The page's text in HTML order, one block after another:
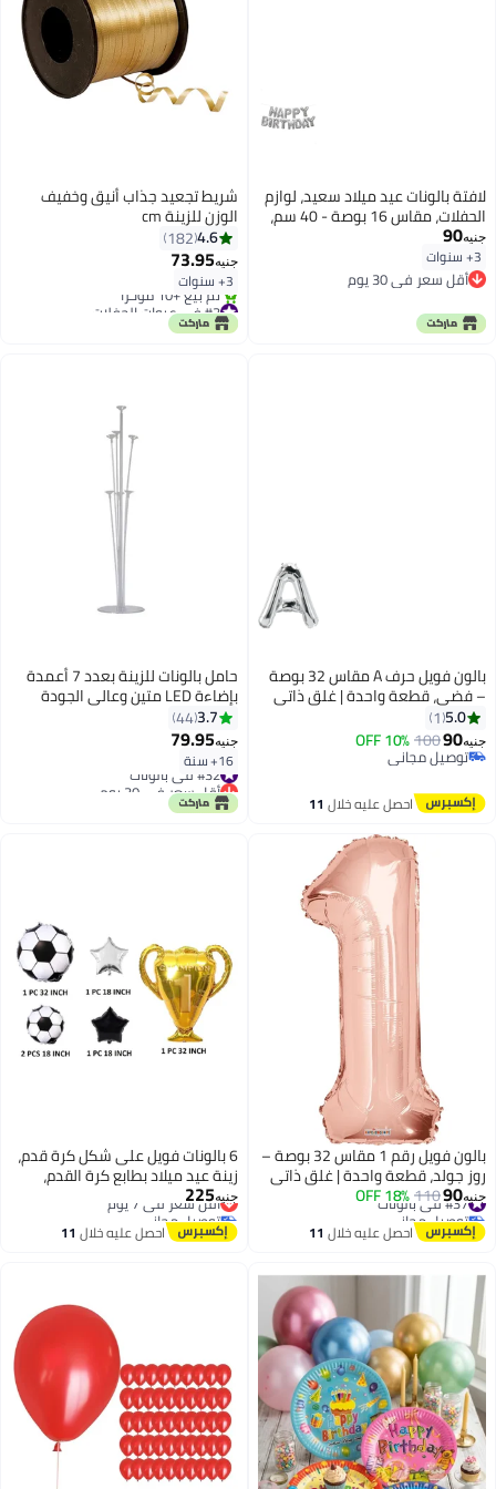
لافتة بالونات عيد ميلاد سعيد، لوازم
الحفلات، مقاس 16 بوصة - 40 سم،
لكل قطعة من ورق القصدير الفضي
جنيه90
3+ سنوات
أقل سعر في 30 يوم
أقل سعر في 30 يوم
شريط تجعيد جذاب أنيق وخفيف
الوزن للزينة cm
4.6
182
جنيه73.95
3+ سنوات
#3 في عبوات الحفلات
أقل سعر في 7 يوم
تم بيع +10 مؤخرًا
بالون فويل حرف A مقاس 32 بوصة
– فضي، قطعة واحدة | غلق ذاتي
قابل لإعادة الاستخدام – مناسب
للنفخ بالهيليوم أو الهواء | ديكور
حفلات وتصوير
5.0
1
جنيه90
100
10% OFF
توصيل مجاني
توصيل مجاني
احصل عليه خلال 11
حامل بالونات للزينة بعدد 7 أعمدة
بإضاءة LED متين وعالي الجودة
وخفيف الوزن
3.7
44
جنيه79.95
16+ سنة#32 في بالونات
أقل سعر في 30 يوم
#32 في بالونات
بالون فويل رقم 1 مقاس 32 بوصة –
روز جولد، قطعة واحدة | غلق ذاتي
قابل لإعادة الاستخدام – مناسب
للنفخ بالهيليوم أو الهواء | ديكور
حفلات وتصوير
جنيه90
110
18% OFF #37 في بالونات
توصيل مجاني
#37 في بالونات احصل عليه خلال 11
6 بالونات فويل على شكل كرة قدم،
زينة عيد ميلاد بطابع كرة القدم،
زينة عيد ميلاد بطابع كرة القدم
(عبوة من 6 قطع، متعددة الألوان)
جنيه225
أقل سعر في 7 يوم
توصيل مجاني
أقل سعر في 7 يوماحصل عليه خلال 11